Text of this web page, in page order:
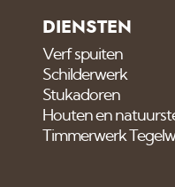
DIENSTEN
Verf spuiten
Schilderwerk
Stukadoren
Houten en
Timmerwerk